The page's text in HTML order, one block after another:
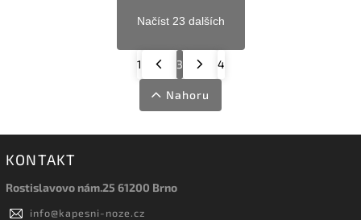
Načíst 23 dalších
1 3 4
Nahoru
KONTAKT
Rostislavovo nám.25 61200 Brno
info@kapesni-noze.cz